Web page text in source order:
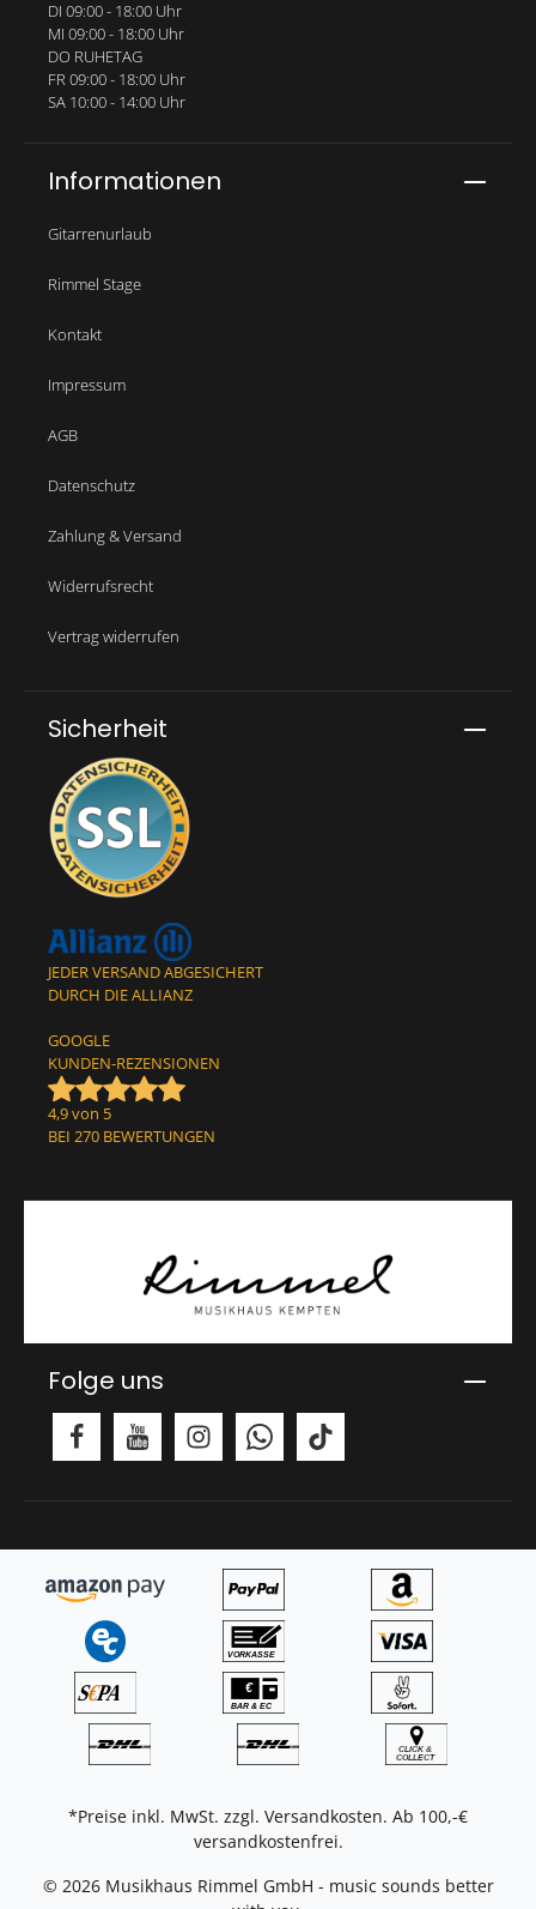
Folge uns
Sicherheit
JEDER VERSAND ABGESICHERT
DURCH DIE ALLIANZ
GOOGLE
KUNDEN-REZENSIONEN
4,9 von 5
BEI 270 BEWERTUNGEN
DI 09:00 - 18:00 Uhr
MI 09:00 - 18:00 Uhr
DO RUHETAG
FR 09:00 - 18:00 Uhr
SA 10:00 - 14:00 Uhr
Informationen
Gitarrenurlaub
Rimmel Stage
Kontakt
Impressum
AGB
Datenschutz
Zahlung & Versand
Widerrufsrecht
Vertrag widerrufen
© 2026 Musikhaus Rimmel GmbH - music sounds better
*Preise inkl. MwSt. zzgl. Versandkosten. Ab 100,-€
versandkostenfrei.